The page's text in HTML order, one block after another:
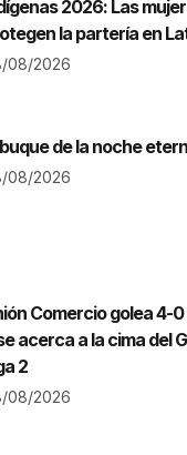
2026: Las
la partería en
08/2026
de la noche
08/2026
Comercio golea 4-
acerca a la cima del
2
08/2026